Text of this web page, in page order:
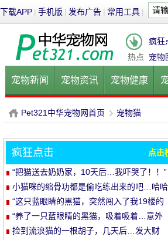
下载APP | 手机版 | 发布广告 | 常用工具 |
热点
疯狂
宠物
宠物新闻 宠物资讯 宠物健康
健康饮食 宠物美容 宠物医院
P
Pet321中华宠物网首页
›
宠物猫
疯狂点击 点击
“把猫送去奶奶家，10天后…我吓哭了！！”
小猫咪的缩骨功都是偷吃练出来的吧…哈哈
哈
“这只蓝眼睛的黑猫，突然闯入了我19楼的
家里…”
“养了一只蓝眼睛的黑猫，吸着吸着…意外
发生了！”
捡到流浪猫的一根胡子，几天后…发大财